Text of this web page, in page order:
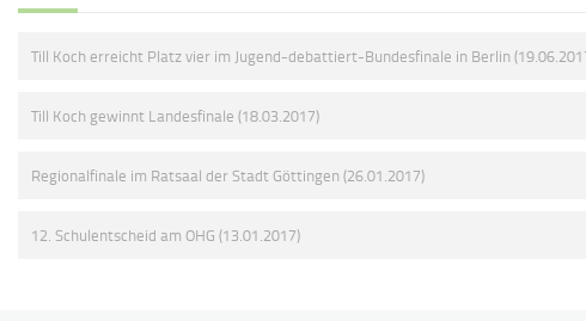
Till Koch erreicht Platz vier im Jugend-debattiert-Bundesfinale in Berlin
Till Koch gewinnt Landesfinale (18.03.2017)
Regionalfinale im Ratsaal der Stadt Göttingen (26.01.2017)
12. Schulentscheid am OHG (13.01.2017)